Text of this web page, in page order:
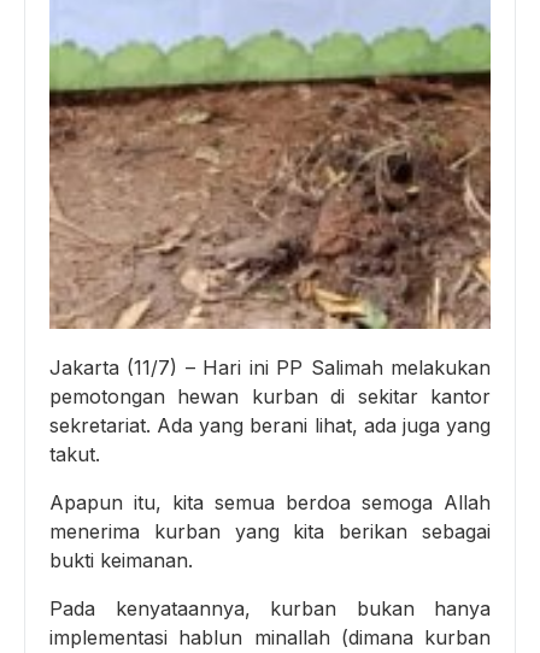
Jakarta (11/7) – Hari ini PP Salimah melakukan
pemotongan hewan kurban di sekitar kantor
sekretariat. Ada yang berani lihat, ada juga yang
takut.
Apapun itu, kita semua berdoa semoga Allah
menerima kurban yang kita berikan sebagai
bukti keimanan.
Pada kenyataannya, kurban bukan hanya
implementasi hablun minallah (dimana kurban